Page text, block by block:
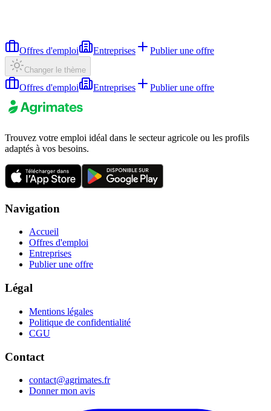
Offres d'emploi Entreprises Publier une offre
Changer le thème
Offres d'emploi Entreprises Publier une offre
Trouvez votre emploi idéal dans le secteur agricole ou les profils
adaptés à vos besoins.
Navigation
Accueil
Offres d'emploi
Entreprises
Publier une offre
Légal
Mentions légales
Politique de confidentialité
CGU
Contact
contact@agrimates.fr
Donner mon avis